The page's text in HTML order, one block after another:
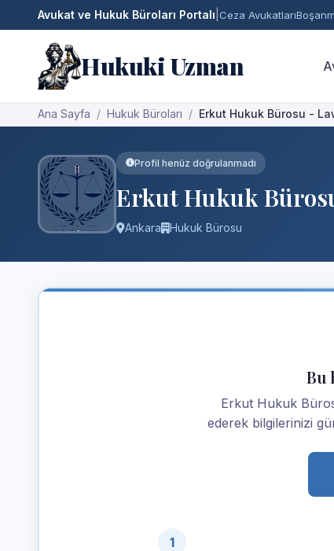
Avukat ve Hukuk Büroları Portalı Ceza Avukatları
Hukuki Uzman
Ana Sayfa Hukuk Büroları Erkut Hukuk Bürosu -
Profil henüz doğrulanmadı
Erkut Hukuk
Ankara Hukuk Bürosu
Bu
Erkut Hukuk
ederek bilgilerinizi
1